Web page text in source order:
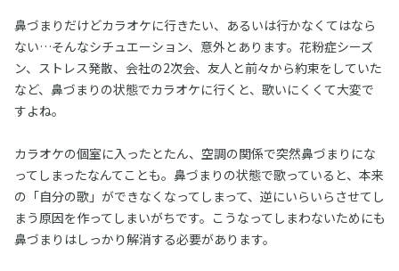
鼻づまりだけどカラオケに行きたい、あるいは行かなくてはなら
ない…そんなシチュエーション、意外とあります。花粉症シーズ
ン、ストレス発散、会社の2次会、友人と前々から約束をしていた
など、鼻づまりの状態でカラオケに行くと、歌いにくくて大変で
すよね。
カラオケの個室に入ったとたん、空調の関係で突然鼻づまりにな
ってしまったなんてことも。鼻づまりの状態で歌っていると、本来
の「自分の歌」ができなくなってしまって、逆にいらいらさせてし
まう原因を作ってしまいがちです。こうなってしまわないためにも
鼻づまりはしっかり解消する必要があります。